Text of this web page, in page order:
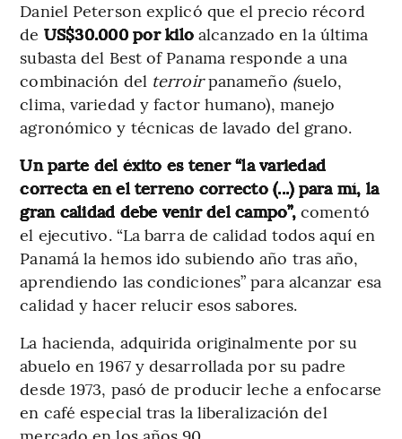
Daniel Peterson explicó que el precio récord
de US$30.000 por kilo alcanzado en la última
subasta del Best of Panama responde a una
combinación del terroirpanameño (suelo,
clima, variedad y factor humano), manejo
agronómico y técnicas de lavado del grano.
Un parte del éxito es tener “la variedad
correcta en el terreno correcto (...) para mí, la
gran calidad debe venir del campo”,comentó
el ejecutivo. “La barra de calidad todos aquí en
Panamá la hemos ido subiendo año tras año,
aprendiendo las condiciones” para alcanzar esa
calidad y hacer relucir esos sabores.
La hacienda, adquirida originalmente por su
abuelo en 1967 y desarrollada por su padre
desde 1973, pasó de producir leche a enfocarse
en café especial tras la liberalización del